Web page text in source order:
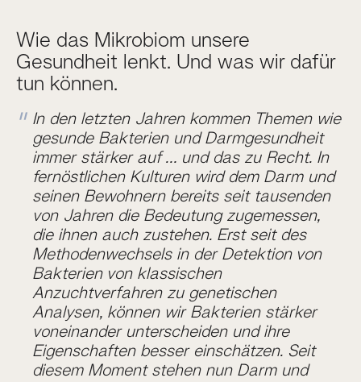
Wie das Mikrobiom unsere
Gesundheit lenkt. Und was wir dafür
tun können.
In den letzten Jahren kommen Themen wie
gesunde Bakterien und Darmgesundheit
immer stärker auf … und das zu Recht. In
fernöstlichen Kulturen wird dem Darm und
seinen Bewohnern bereits seit tausenden
von Jahren die Bedeutung zugemessen,
die ihnen auch zustehen. Erst seit des
Methodenwechsels in der Detektion von
Bakterien von klassischen
Anzuchtverfahren zu genetischen
Analysen, können wir Bakterien stärker
voneinander unterscheiden und ihre
Eigenschaften besser einschätzen. Seit
diesem Moment stehen nun Darm und